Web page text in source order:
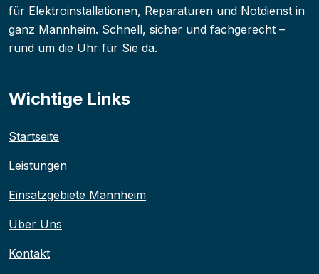
für Elektroinstallationen, Reparaturen und Notdienst in
ganz Mannheim. Schnell, sicher und fachgerecht –
rund um die Uhr für Sie da.
Wichtige Links
Startseite
Leistungen
Einsatzgebiete Mannheim
Über Uns
Kontakt